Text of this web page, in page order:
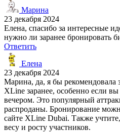
Марина
23 декабря 2024
Елена, спасибо за интересные
нужно ли заранее бронировать
Ответить
Елена
23 декабря 2024
Марина, да, я бы рекомендовала
XLine заранее, особенно если
вечером. Это популярный
распроданы. Бронирование
сайте XLine Dubai. Также
весу и росту участников.